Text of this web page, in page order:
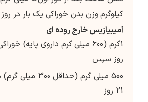
کیلوگرم وزن بدن خوراکی یک بار در روز
آمیبیازیس خارج روده ای
1گرم (600 میلی گرم داروی پایه)
روز سپس
21 روز